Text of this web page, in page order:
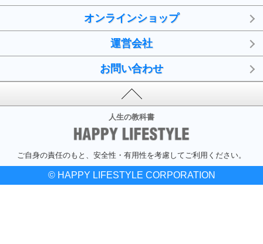
オンラインショップ
運営会社
お問い合わせ
人生の教科書
ご自身の責任のもと、安全性・有用性を考慮してご利用ください。
© HAPPY LIFESTYLE CORPORATION